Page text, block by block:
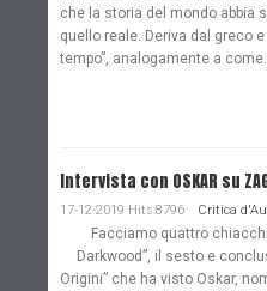
che la storia del mondo abbia
quello reale. Deriva dal greco
tempo”, analogamente a come...
Intervista con OSKAR su
17-12-2019 Hits:8796 Critica
Facciamo quattro
Darkwood”, il sesto e
Origini” che ha visto Oskar,